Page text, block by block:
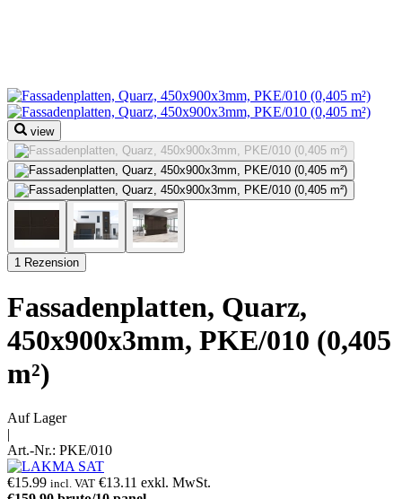
view
1 Rezension
Fassadenplatten, Quarz,
450x900x3mm, PKE/010 (0,405
m²)
Auf Lager
|
Art.-Nr.: PKE/010
€15.99 incl. VAT €13.11 exkl. MwSt.